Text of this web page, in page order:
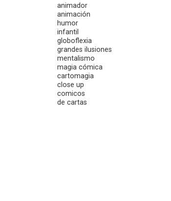
animador
animación
humor
infantil
globoflexia
grandes ilusiones
mentalismo
magia cómica
cartomagia
close up
comicos
de cartas